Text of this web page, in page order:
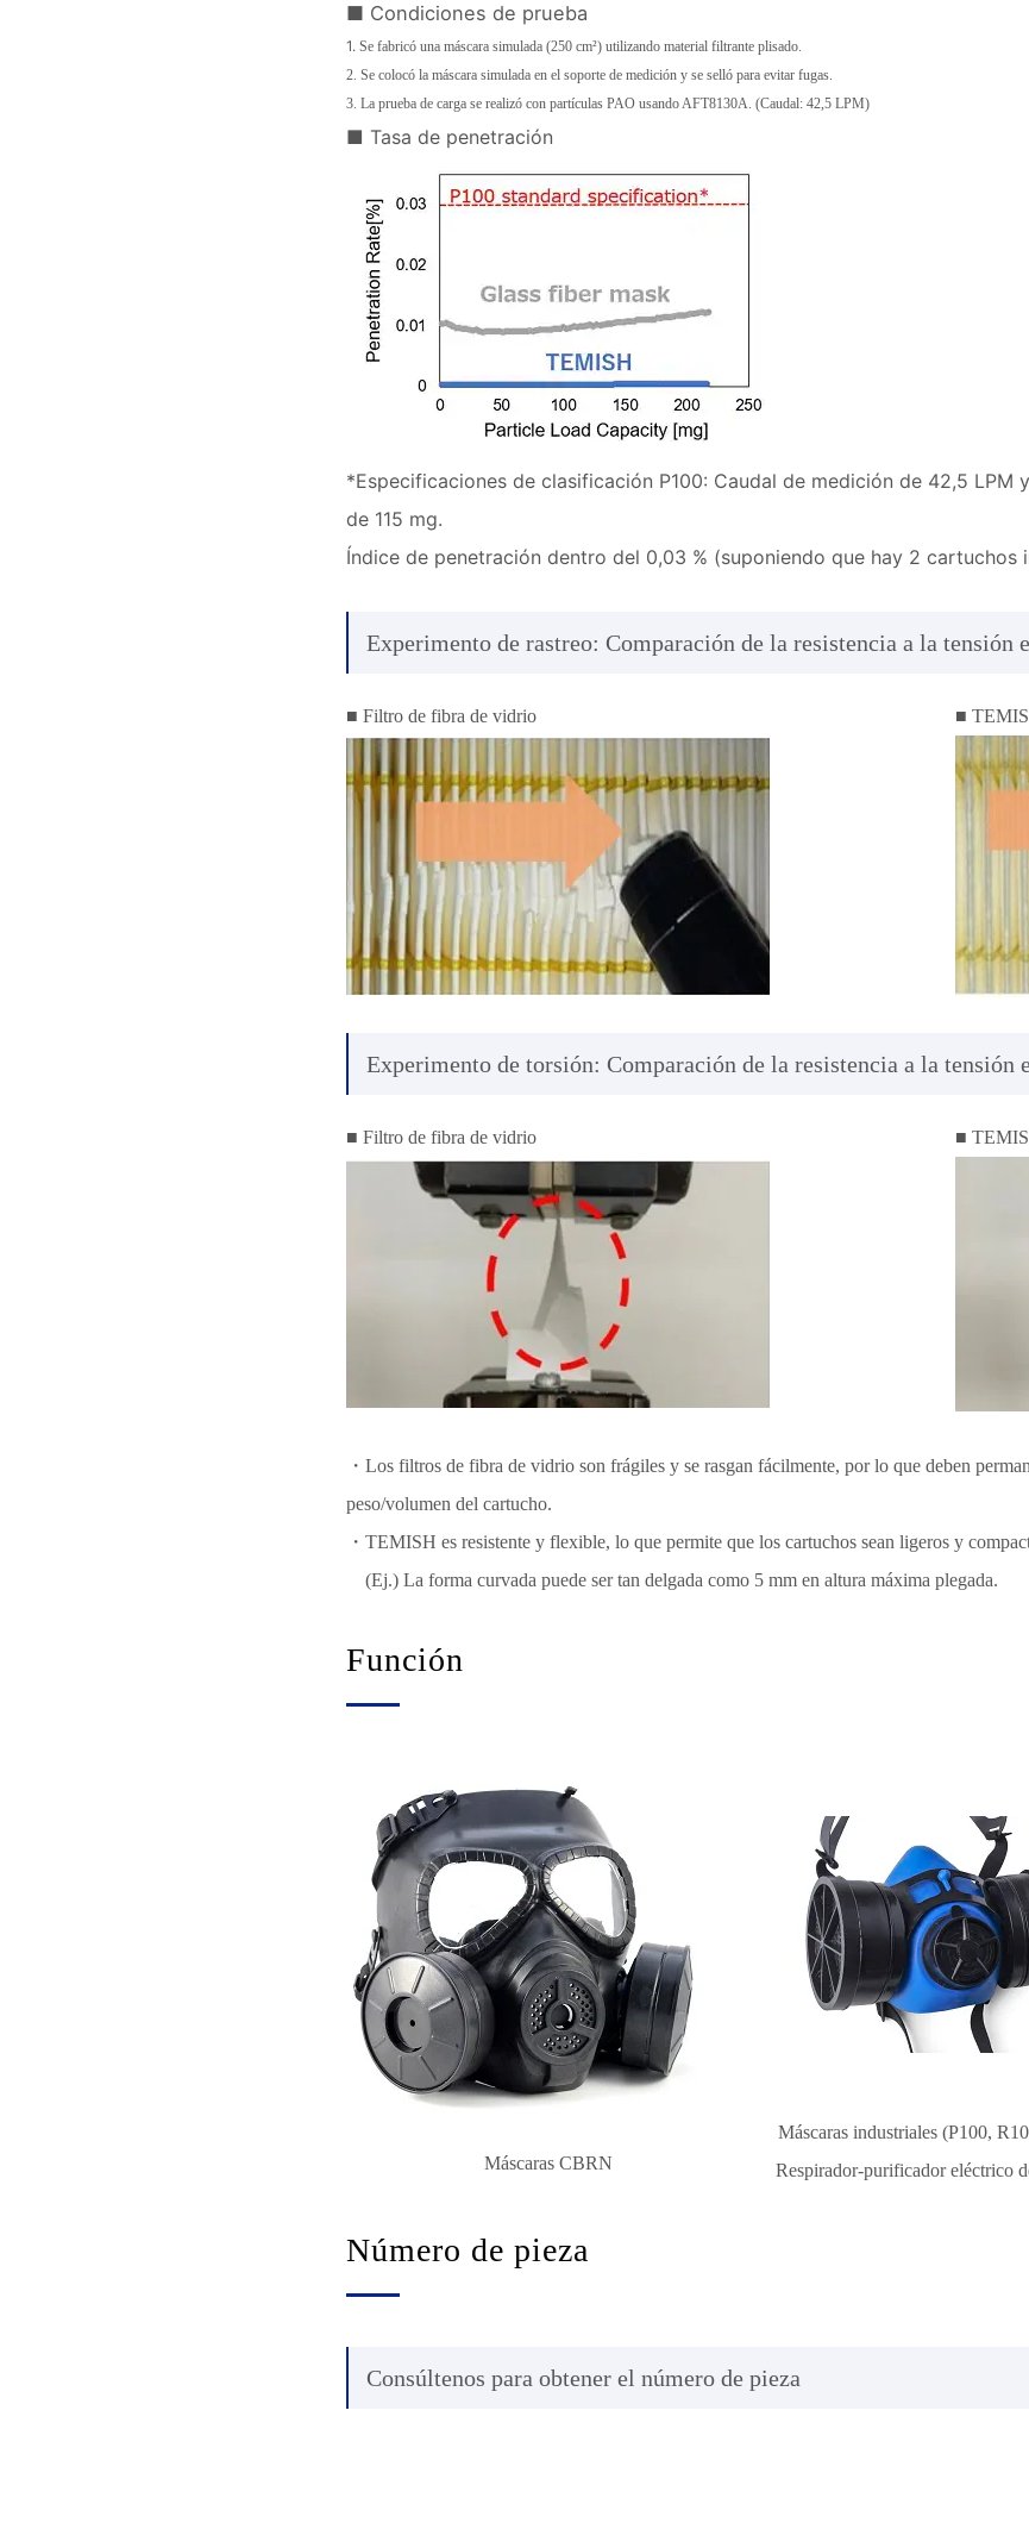
■ Condiciones de prueba
1. Se fabricó una máscara simulada (250 cm²) utilizando material filtrante plisado.
2. Se colocó la máscara simulada en el soporte de medición y se selló para evitar fugas.
3. La prueba de carga se realizó con partículas PAO usando AFT8130A. (Caudal: 42,5 LPM)
■ Tasa de penetración
*Especificaciones de clasificación P100: Caudal de medición de 42,5 LPM
de 115 mg.
Índice de penetración dentro del 0,03 % (suponiendo que hay 2 cartuchos
Experimento de rastreo: Comparación de la resistencia a la
■ Filtro de fibra de vidrio ■
Experimento de torsión: Comparación de la resistencia a la
■ Filtro de fibra de vidrio ■
・Los filtros de fibra de vidrio son frágiles y se rasgan fácilmente, por lo que deben
peso/volumen del cartucho.
・TEMISH es resistente y flexible, lo que permite que los cartuchos sean ligeros y
(Ej.) La forma curvada puede ser tan delgada como 5 mm en altura máxima plegada.
Función
Máscaras CBRN
Máscaras industriales (P100,
Respirador-purificador eléctrico
Número de pieza
Consúltenos para obtener el número de pieza